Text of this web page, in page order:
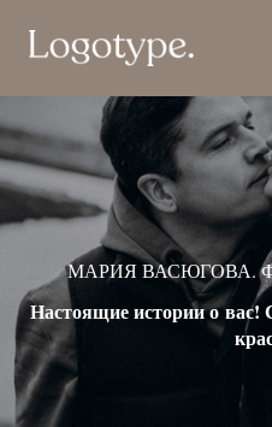
МАРИЯ ВАСЮГОВА.
Настоящие истории о